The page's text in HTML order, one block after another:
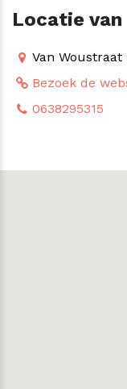
Locatie
Van
Bezoek de
0638295315